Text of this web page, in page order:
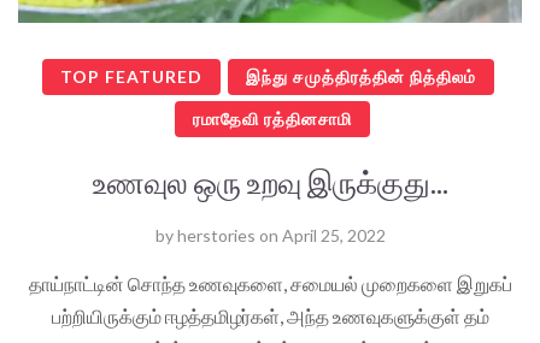
TOP FEATURED இந்து சமுத்திரத்தின் நித்திலம்
ரமாதேவி ரத்தினசாமி
உணவுல ஒரு உறவு இருக்குது...
byherstories on April 25, 2022
தாய்நாட்டின் சொந்த உணவுகளை, சமையல் முறைகளை இறுகப்
பற்றியிருக்கும் ஈழத்தமிழர்கள், அந்த உணவுகளுக்குள் தம்